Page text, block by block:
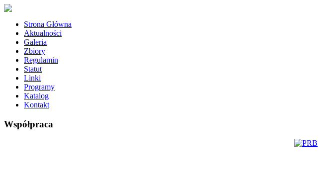
Strona Główna
Aktualności
Galeria
Zbiory
Regulamin
Statut
Linki
Programy
Katalog
Kontakt
Współpraca